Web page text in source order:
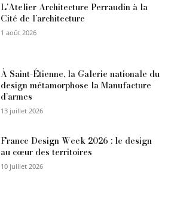
L’Atelier Architecture Perraudin à la
Cité de l’architecture
1 août 2026
À Saint-Étienne, la Galerie nationale du
design métamorphose la Manufacture
d’armes
13 juillet 2026
France Design Week 2026 : le design
au cœur des territoires
10 juillet 2026